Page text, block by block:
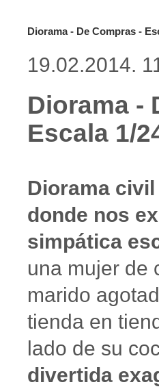
Diorama - De Compras -
19.02.2014.
Diorama -
Escala 1/
Diorama
donde nos
simpática
una mujer de
marido
tienda en
lado de su
divertida